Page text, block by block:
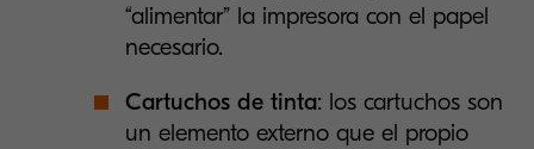
“alimentar” la impresora con el papel
necesario.
Cartuchos de tinta: los cartuchos son
un elemento externo que el propio